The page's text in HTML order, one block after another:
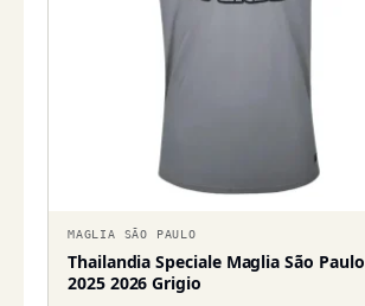
MAGLIA SÃO PAULO
Thailandia Speciale Maglia São Paulo
2025 2026 Grigio